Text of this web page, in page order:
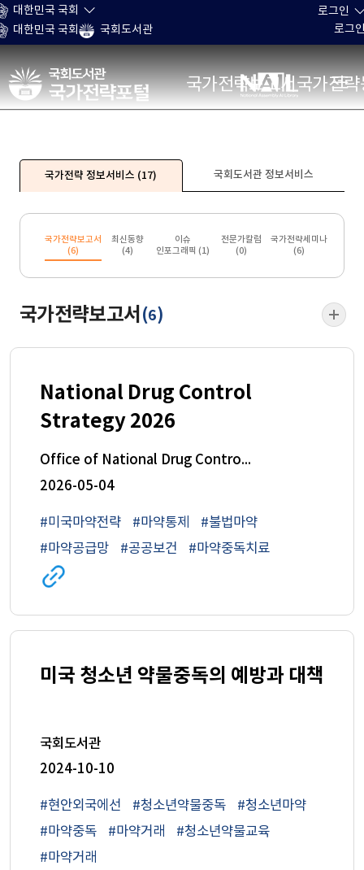
본문 바로가기
대한민국 국회
대한민국 국회
국회도서관
로그인
로그
국가전략포털 국가전략보고서국가전략
국가전략 정보서비스 (17) 국회도서관 정보서비스
국가전략보고서
(6)
최신동향
(4)
이슈
인포그래픽 (1)
전문가칼럼
(0)
국가전략세미나
(6)
국가전략보고서 (6)
National Drug Control
Strategy 2026
Office of National Drug Control Policy (ONDCP)
2026-05-04
#미국마약전략 #마약통제
#불법마약
#마약공급망
#공공보건 #마약중독치료
관련
사이트로
이동
(새
미국 청소년 약물중독의 예방과 대책
국회도서관
2024-10-10
#현안외국에선 #청소년약물중독
#청소년마약
#마약중독
#마약거래
#청소년약물교육
#마약거래